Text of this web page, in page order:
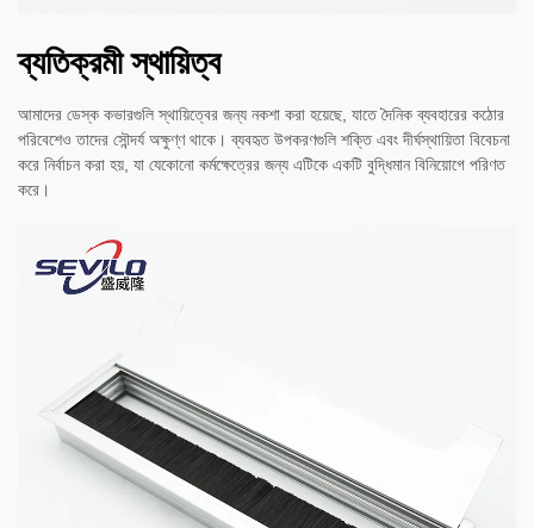
ব্যতিক্রমী স্থায়িত্ব
আমাদের ডেস্ক কভারগুলি স্থায়িত্বের জন্য নকশা করা হয়েছে, যাতে দৈনিক ব্যবহারের কঠোর
পরিবেশেও তাদের সৌন্দর্য অক্ষুণ্ণ থাকে। ব্যবহৃত উপকরণগুলি শক্তি এবং দীর্ঘস্থায়িতা বিবেচনা
করে নির্বাচন করা হয়, যা যেকোনো কর্মক্ষেত্রের জন্য এটিকে একটি বুদ্ধিমান বিনিয়োগে পরিণত
করে।